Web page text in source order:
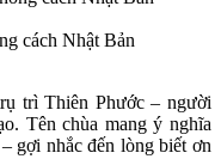
cách Nhật Bản
trì Thiên Phước – người
Tên chùa mang ý nghĩa
gợi nhắc đến lòng biết ơn